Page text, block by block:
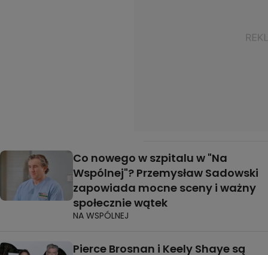
Co nowego w szpitalu w "Na
Wspólnej"? Przemysław Sadowski
zapowiada mocne sceny i ważny
społecznie wątek
NA WSPÓLNEJ
Pierce Brosnan i Keely Shaye są